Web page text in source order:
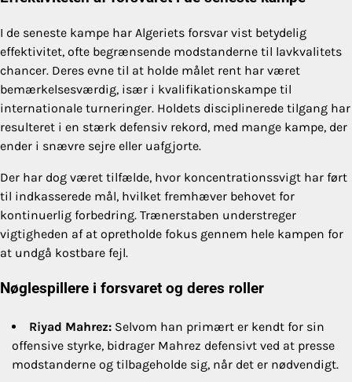
I de seneste kampe har Algeriets forsvar vist betydelig
effektivitet, ofte begrænsende modstanderne til lavkvalitets
chancer. Deres evne til at holde målet rent har været
bemærkelsesværdig, især i kvalifikationskampe til
internationale turneringer. Holdets disciplinerede tilgang har
resulteret i en stærk defensiv rekord, med mange kampe, der
ender i snævre sejre eller uafgjorte.
Der har dog været tilfælde, hvor koncentrationssvigt har ført
til indkasserede mål, hvilket fremhæver behovet for
kontinuerlig forbedring. Trænerstaben understreger
vigtigheden af at opretholde fokus gennem hele kampen for
at undgå kostbare fejl.
Nøglespillere i forsvaret og deres roller
Riyad Mahrez: Selvom han primært er kendt for sin
offensive styrke, bidrager Mahrez defensivt ved at presse
modstanderne og tilbageholde sig, når det er nødvendigt.